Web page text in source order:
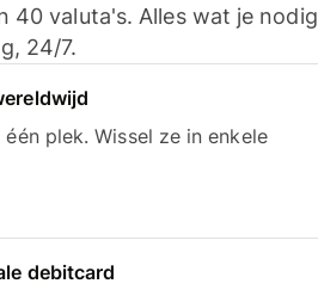
40 valuta's. Alles wat je nodig
24/7.
plek. Wissel ze in enkele
debitcard